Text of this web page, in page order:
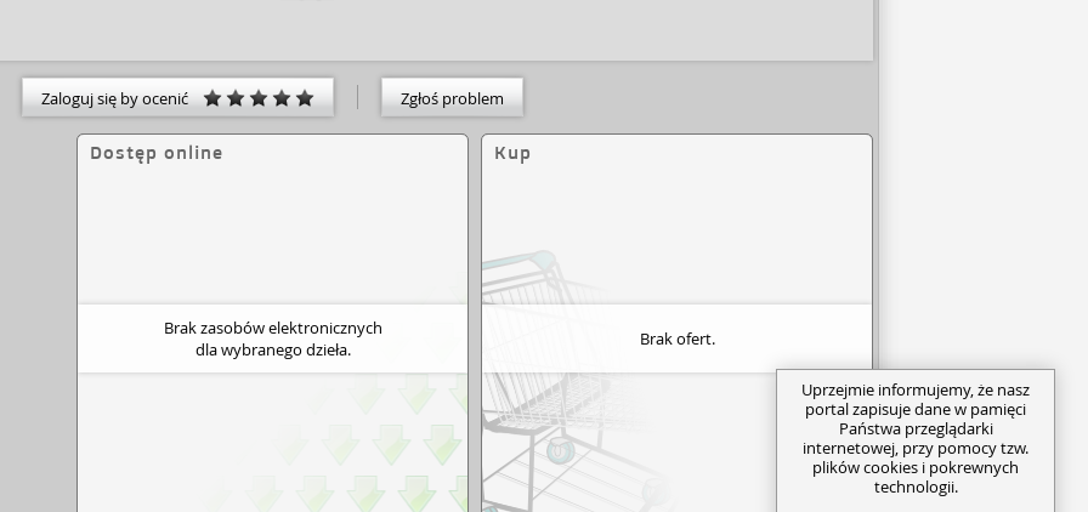
niepokoić, tylko od razu nas to bulwersuje” –
Zaloguj się by ocenić Zgłoś problem
Dostęp online
Brak zasobów elektronicznych
dla wybranego dzieła.
Kup
Brak ofert.
Uprzejmie informujemy, że nasz
portal zapisuje dane w pamięci
Państwa przeglądarki
internetowej, przy pomocy tzw.
plików cookies i pokrewnych
technologii.